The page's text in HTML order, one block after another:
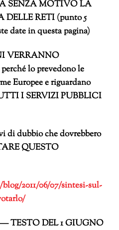
SENZA MOTIVO LA
DELLE RETI (punto 5
date in questa pagina)
VERRANNO
lo prevedono le
Europee e riguardano
I SERVIZI PUBBLICI
di dubbio che dovrebbero
QUESTO
2011/06/07/sintesi-sul-
DEL 1 GIUGNO